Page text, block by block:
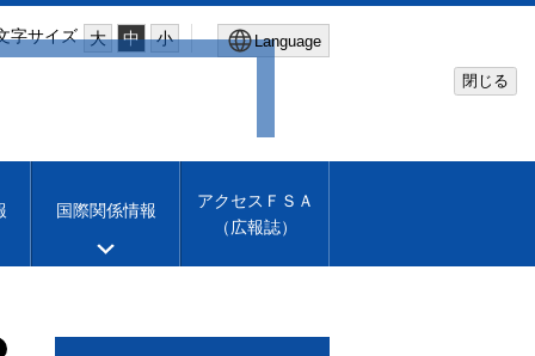
字サイズ 大 中 小 Language
Machine translation
閉じる
国際関係情報
アクセスＦＳＡ
（広報誌）